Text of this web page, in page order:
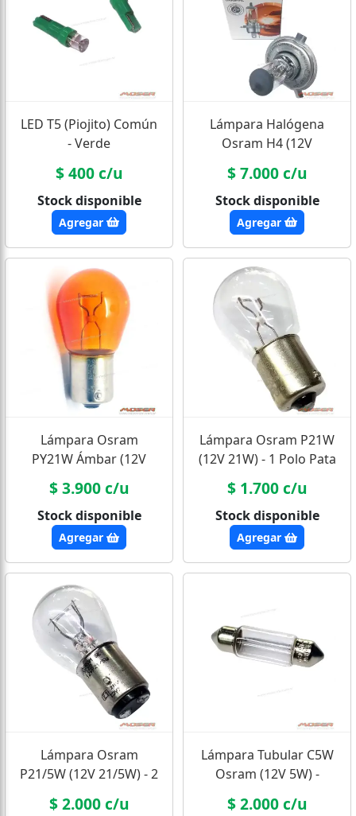
LED T5 (Piojito) Común
- Verde
$ 400 c/u
Stock disponible
Agregar
Lámpara Halógena
Osram H4 (12V
Original
$ 7.000 c/u
Stock disponible
Agregar
Lámpara Osram
PY21W Ámbar (12V
21W) - Pata Desfasada
$ 3.900 c/u
Stock disponible
Agregar
Lámpara Osram P21W
(12V 21W) - 1 Polo Pata
$ 1.700 c/u
Stock disponible
Agregar
Lámpara Osram
P21/5W (12V 21/5W) - 2
Polos Patas Desparejas
$ 2.000 c/u
Lámpara Tubular C5W
Osram (12V 5W) -
Techo/Interior
$ 2.000 c/u